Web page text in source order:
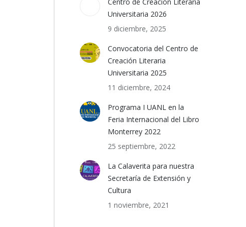
Universitaria 2026
9 diciembre, 2025
Convocatoria del Centro de
Creación Literaria
Universitaria 2025
11 diciembre, 2024
Programa I UANL en la
Feria Internacional del Libro
Monterrey 2022
25 septiembre, 2022
La Calaverita para nuestra
Secretaría de Extensión y
Cultura
1 noviembre, 2021